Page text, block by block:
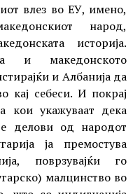
влез во ЕУ, имено,
народ,
историја.
и македонското
и Албанија да
кај себеси. И покрај
кои укажуваат дека
делови од народот
ја премостува
поврзувајќи го
малцинство во